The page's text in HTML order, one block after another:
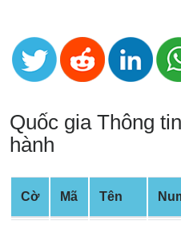
Card
Validator
Card
Generator
Random
Credit
Card
Generator
Quốc gia Thông
hành
Cờ Mã Tên